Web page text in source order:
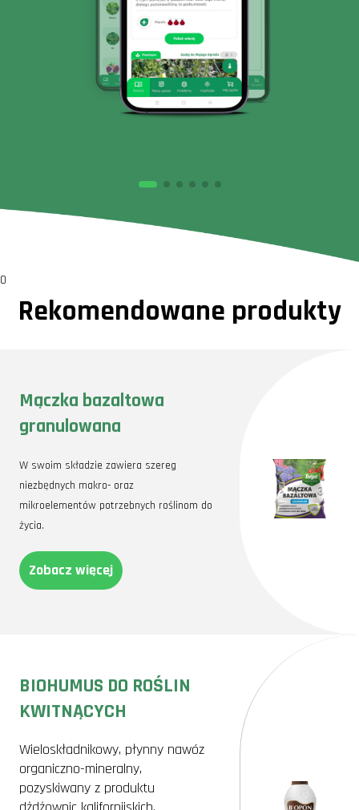
0
Rekomendowane produkty
Mączka bazaltowa
granulowana
W swoim składzie zawiera szereg
niezbędnych makro- oraz
mikroelementów potrzebnych roślinom do
życia.
Zobacz więcej
BIOHUMUS DO ROŚLIN
KWITNĄCYCH
Wieloskładnikowy, płynny nawóz
organiczno-mineralny,
pozyskiwany z produktu